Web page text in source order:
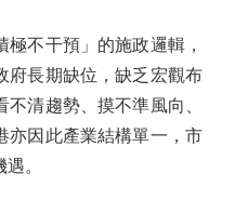
不干預」的施政邏輯，
府長期缺位，缺乏宏觀布
清趨勢、摸不準風向、
亦因此產業結構單一，市
。